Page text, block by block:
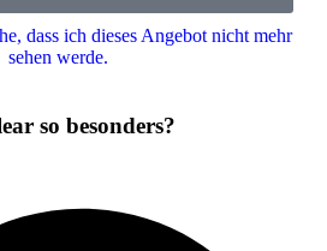
dass ich dieses Angebot nicht mehr
sehen werde.
so besonders?